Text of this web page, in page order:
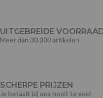
UITGEBREIDE
Meer dan 30.000 artikelen
SCHERPE PRIJZEN
Je betaalt bij ons nooit te veel